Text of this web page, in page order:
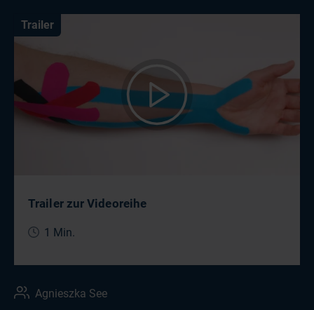
Trailer zur Videoreihe
1 Min.
Trailer
Agnieszka See